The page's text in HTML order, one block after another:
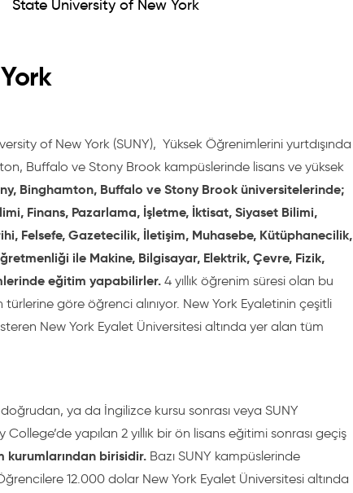
State University of New York
of New York (SUNY), Yüksek Öğrenimlerini yurtdışında
Buffalo ve Stony Brook kampüslerinde lisans ve yüksek
Binghamton, Buffalo ve Stony Brook üniversitelerinde;
Finans, Pazarlama, İşletme, İktisat, Siyaset Bilimi,
Felsefe, Gazetecilik, İletişim, Muhasebe, Kütüphanecilik,
ile Makine, Bilgisayar, Elektrik, Çevre, Fizik,
eğitim yapabilirler. 4 yıllık öğrenim süresi olan bu
türlerine göre öğrenci alınıyor. New York Eyaletinin çeşitli
New York Eyalet Üniversitesi altında yer alan tüm
ya da İngilizce kursu sonrası veya SUNY
yapılan 2 yıllık bir ön lisans eğitimi sonrası geçiş
kurumlarından birisidir. Bazı SUNY kampüslerinde
12.000 dolar New York Eyalet Üniversitesi altında